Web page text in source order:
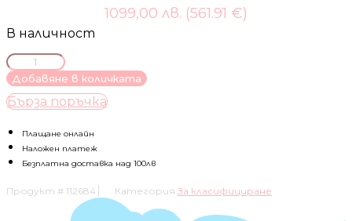
1099,00 лв. (561.91 €)
В наличност
количество
за
Бебешка
количка
DIVO
I-
SIZE
в
Добавяне в количката
Бърза поръчка
Плащане онлайн
Наложен платеж
Безплатна доставка над 100лв
Продукт # 112684 Категория За класифициране